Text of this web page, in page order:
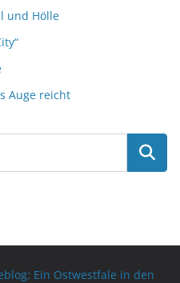
und Hölle
Auge reicht
Ein Ostwestfale in den